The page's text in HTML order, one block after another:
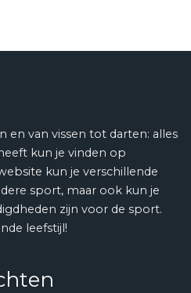
van vissen tot darten: alles
kun je vinden op
kun je verschillende
sport, maar ook kun je
zijn voor de sport.
leefstijl!